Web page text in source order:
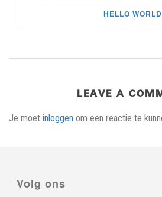
HELLO
LEAVE A
Je moet inloggen om een reactie te
Volg ons